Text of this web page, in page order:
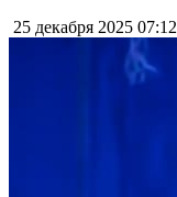
25 декабря 2025 07:12